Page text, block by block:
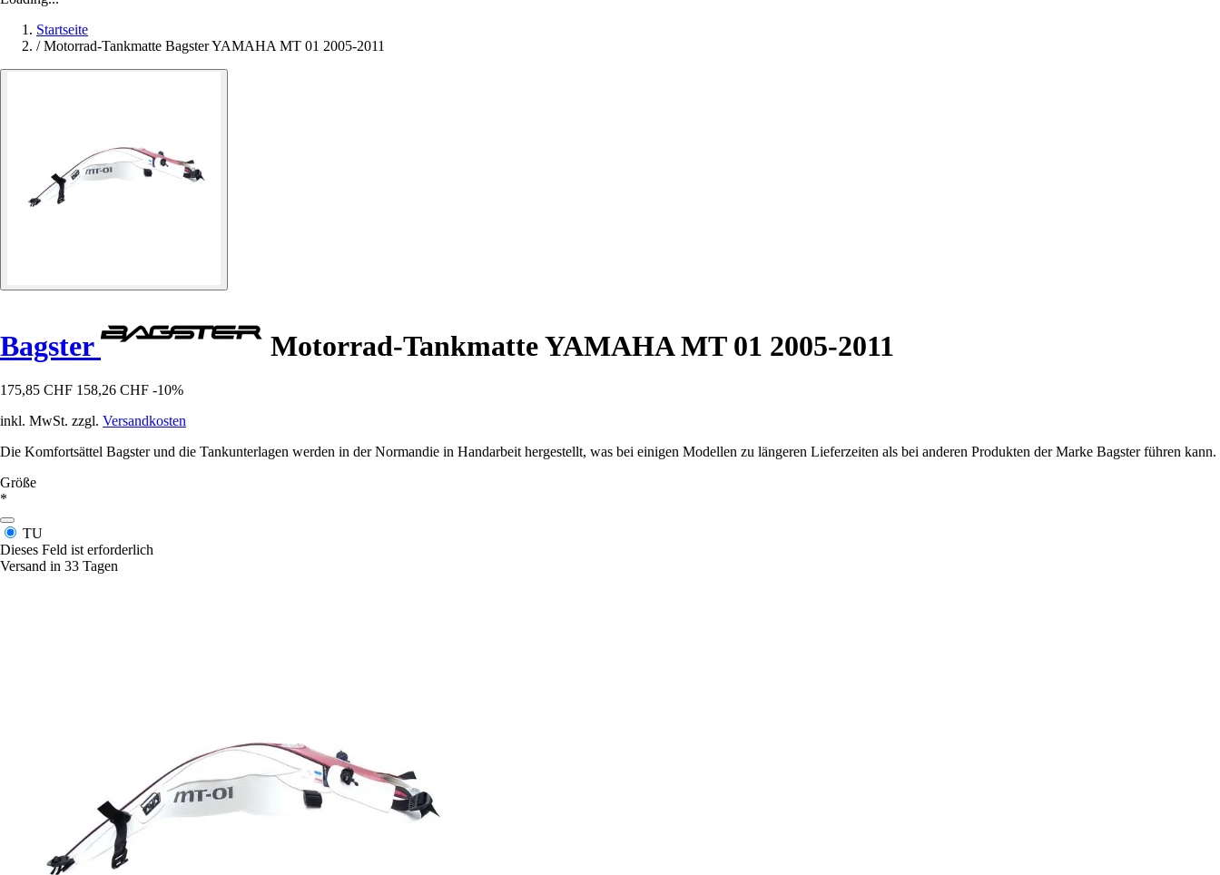
Startseite
/ Motorrad-Tankmatte Bagster YAMAHA MT 01 2005-2011
Bagster Motorrad-Tankmatte YAMAHA MT 01 2005-2011
175,85 CHF 158,26 CHF -10%
inkl. MwSt. zzgl. Versandkosten
Die Komfortsättel Bagster und die Tankunterlagen werden in der Normandie in Handarbeit hergestellt, was bei einigen Modellen zu längeren Lieferzeiten als bei anderen Produkten der Marke Bagster führen kann.
Größe
*
TU
Dieses Feld ist erforderlich
Versand in 33 Tagen